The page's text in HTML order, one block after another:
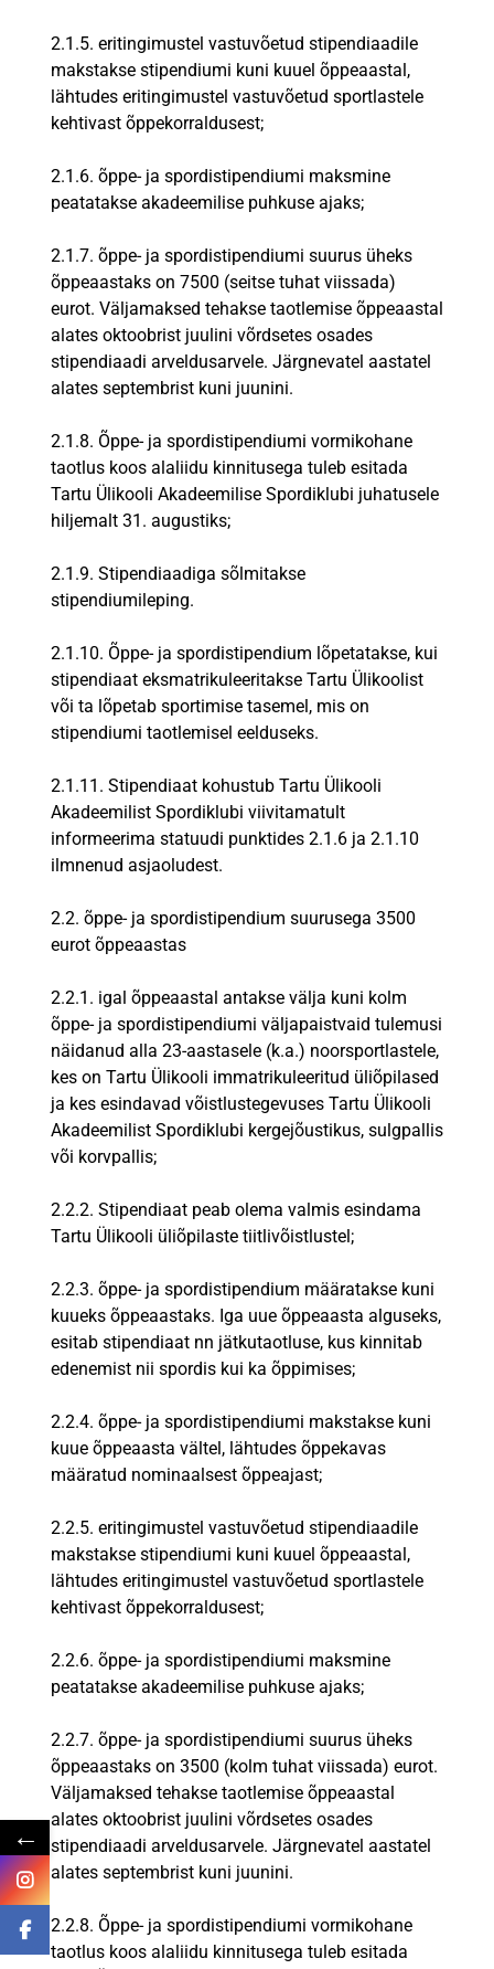
2.1.5. eritingimustel vastuvõetud stipendiaadile
makstakse stipendiumi kuni kuuel õppeaastal,
lähtudes eritingimustel vastuvõetud sportlastele
kehtivast õppekorraldusest;
2.1.6. õppe- ja spordistipendiumi maksmine
peatatakse akadeemilise puhkuse ajaks;
2.1.7. õppe- ja spordistipendiumi suurus üheks
õppeaastaks on 7500 (seitse tuhat viissada)
eurot. Väljamaksed tehakse taotlemise õppeaastal
alates oktoobrist juulini võrdsetes osades
stipendiaadi arveldusarvele. Järgnevatel aastatel
alates septembrist kuni juunini.
2.1.8. Õppe- ja spordistipendiumi vormikohane
taotlus koos alaliidu kinnitusega tuleb esitada
Tartu Ülikooli Akadeemilise Spordiklubi juhatusele
hiljemalt 31. augustiks;
2.1.9. Stipendiaadiga sõlmitakse
stipendiumileping.
2.1.10. Õppe- ja spordistipendium lõpetatakse, kui
stipendiaat eksmatrikuleeritakse Tartu Ülikoolist
või ta lõpetab sportimise tasemel, mis on
stipendiumi taotlemisel eelduseks.
2.1.11. Stipendiaat kohustub Tartu Ülikooli
Akadeemilist Spordiklubi viivitamatult
informeerima statuudi punktides 2.1.6 ja 2.1.10
ilmnenud asjaoludest.
2.2. õppe- ja spordistipendium suurusega 3500
eurot õppeaastas
2.2.1. igal õppeaastal antakse välja kuni kolm
õppe- ja spordistipendiumi väljapaistvaid tulemusi
näidanud alla 23-aastasele (k.a.) noorsportlastele,
kes on Tartu Ülikooli immatrikuleeritud üliõpilased
ja kes esindavad võistlustegevuses Tartu Ülikooli
Akadeemilist Spordiklubi kergejõustikus, sulgpallis
või korvpallis;
2.2.2. Stipendiaat peab olema valmis esindama
Tartu Ülikooli üliõpilaste tiitlivõistlustel;
2.2.3. õppe- ja spordistipendium määratakse kuni
kuueks õppeaastaks. Iga uue õppeaasta alguseks,
esitab stipendiaat nn jätkutaotluse, kus kinnitab
edenemist nii spordis kui ka õppimises;
2.2.4. õppe- ja spordistipendiumi makstakse kuni
kuue õppeaasta vältel, lähtudes õppekavas
määratud nominaalsest õppeajast;
2.2.5. eritingimustel vastuvõetud stipendiaadile
makstakse stipendiumi kuni kuuel õppeaastal,
lähtudes eritingimustel vastuvõetud sportlastele
kehtivast õppekorraldusest;
2.2.6. õppe- ja spordistipendiumi maksmine
peatatakse akadeemilise puhkuse ajaks;
2.2.7. õppe- ja spordistipendiumi suurus üheks
õppeaastaks on 3500 (kolm tuhat viissada) eurot.
Väljamaksed tehakse taotlemise õppeaastal
alates oktoobrist juulini võrdsetes osades
stipendiaadi arveldusarvele. Järgnevatel aastatel
alates septembrist kuni juunini.
2.2.8. Õppe- ja spordistipendiumi vormikohane
taotlus koos alaliidu kinnitusega tuleb esitada
←